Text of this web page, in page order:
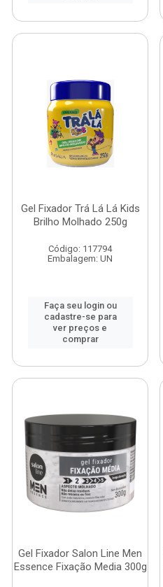
Gel Fixador Trá Lá Lá Kids
Brilho Molhado 250g
Código: 117794
Embalagem: UN
Faça seu login ou
cadastre-se para
ver preços e
comprar
Gel Fixador Salon Line Men
Essence Fixação Media 300g